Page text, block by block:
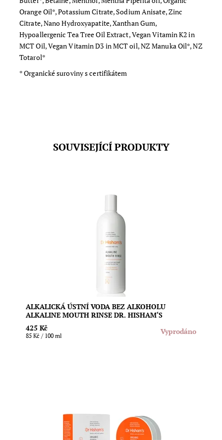
Orange Oil*, Potassium Citrate, Sodium Anisate, Zinc
Citrate, Nano Hydroxyapatite, Xanthan Gum,
Hypoallergenic Tea Tree Oil Extract, Vegan Vitamin K2 in
MCT Oil, Vegan Vitamin D3 in MCT oil, NZ Manuka Oil*, NZ
Totarol*
* Organické suroviny s certifikátem
SOUVISEJÍCÍ PRODUKTY
alkoholu pro svěží dech, silné zuby a zdravou ústní
dutinu. Podporuje náš mikrobiom, je vhodná pro celou
rodinu a najdete ji ve 100% recyklovatelném obalu.
Produkt je vhodný pro vegany, halal, košer, paleo i...
Vyprodáno
ALKALICKÁ ÚSTNÍ VODA BEZ ALKOHOLU
ALKALINE MOUTH RINSE DR. HISHAM‘S
425 Kč
85 Kč / 100 ml Vyprodáno
nežádoucího zabarvení, potlačení bakterií a
remineralizaci zubů. Znovunaplnitelný a recyklovatelný
obal. Produkt je vhodný pro vegany. Ručně vyrobeno na